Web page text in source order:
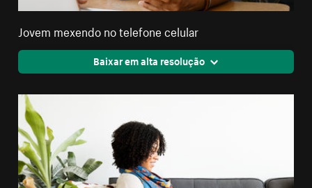
Jovem mexendo no telefone celular
Baixar em alta resolução